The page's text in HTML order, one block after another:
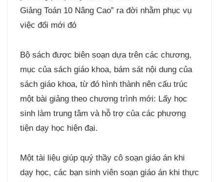
Giảng Toán 10 Nâng Cao” ra đời nhằm phục vụ
việc đổi mới đó
Bộ sách được biên soạn dựa trên các chương,
mục của sách giáo khoa, bám sát nội dung của
sách giáo khoa, từ đó hình thành nên cấu trúc
một bài giảng theo chương trình mới: Lấy học
sinh làm trung tâm và hỗ trợ của các phương
tiện dạy học hiện đại.
Một tài liệu giúp quý thầy cô soạn giáo án khi
dạy học, các bạn sinh viên soạn giáo án khi thực